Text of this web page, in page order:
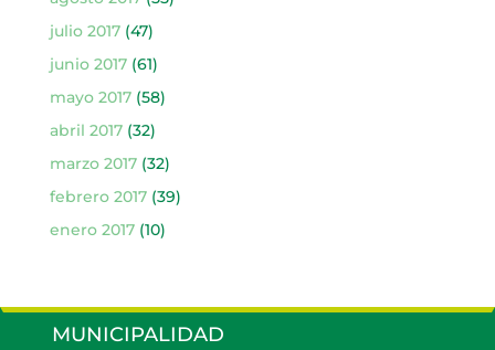
julio 2017(47)
junio 2017(61)
mayo 2017(58)
abril 2017(32)
marzo 2017(32)
febrero 2017(39)
enero 2017(10)
MUNICIPALIDAD